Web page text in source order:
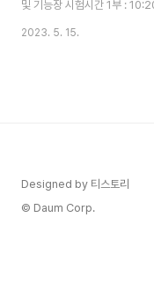
및 기능장 시험시간 1부 :
~ 14:50 4부 : 15:20 ~
형 실기시험 : 일요일 시행 2-
2023. 5. 15.
Designed by 티스토리
© Daum Corp.